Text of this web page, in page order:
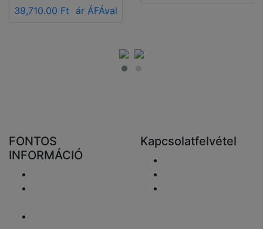
39,710.00 Ft ár ÁFÁval
FONTOS
INFORMÁCIÓ
Kapcsolatfelvétel